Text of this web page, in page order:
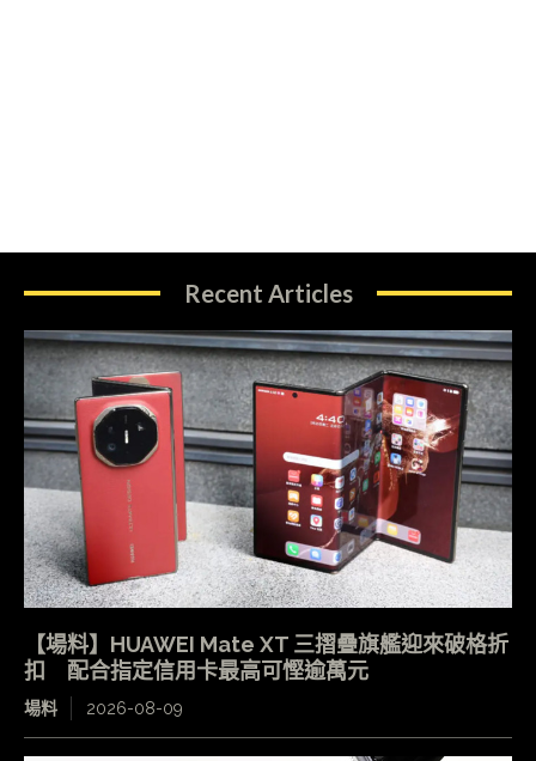
Recent Articles
【場料】HUAWEI Mate XT 三摺疊旗艦迎來破格折
扣 配合指定信用卡最高可慳逾萬元
場料 2026-08-09